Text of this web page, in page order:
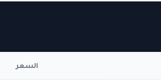
السعر